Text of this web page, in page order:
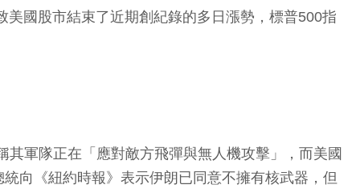
國股市結束了近期創紀錄的多日漲勢，標普500指
軍隊正在「應對敵方飛彈與無人機攻擊」，而美國
向《紐約時報》表示伊朗已同意不擁有核武器，但